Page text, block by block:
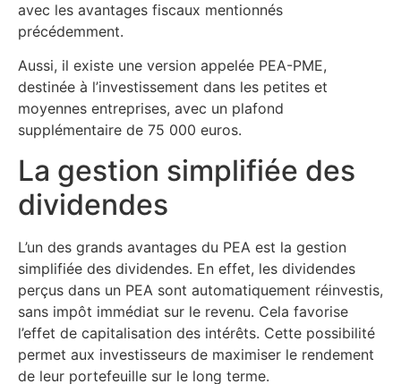
avec les avantages fiscaux mentionnés
précédemment.
Aussi, il existe une version appelée PEA-PME,
destinée à l’investissement dans les petites et
moyennes entreprises, avec un plafond
supplémentaire de 75 000 euros.
La gestion simplifiée des
dividendes
L’un des grands avantages du PEA est la gestion
simplifiée des dividendes. En effet, les dividendes
perçus dans un PEA sont automatiquement réinvestis,
sans impôt immédiat sur le revenu. Cela favorise
l’effet de capitalisation des intérêts. Cette possibilité
permet aux investisseurs de maximiser le rendement
de leur portefeuille sur le long terme.